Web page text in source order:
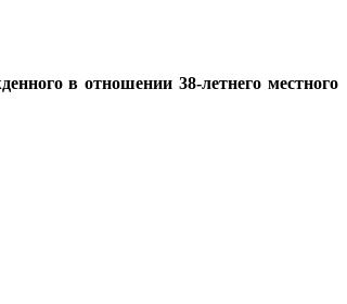
в отношении 38-летнего местного